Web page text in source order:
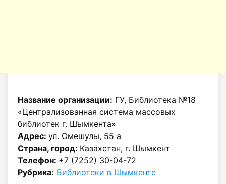
Название организации: ГУ, Библиотека №18
«Централизованная система массовых
библиотек г. Шымкента»
Адрес: ул. Омешулы, 55 а
Страна, город: Казахстан, г. Шымкент
Телефон: +7 (7252) 30-04-72
Рубрика: Библиотеки в Шымкенте